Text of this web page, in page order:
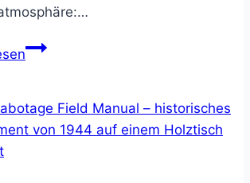
Warum
Arbeitsatmosphäre
so